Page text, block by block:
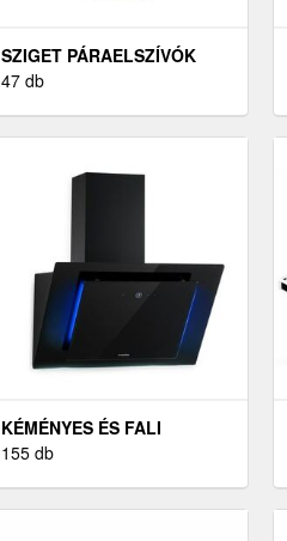
SZIGET PÁRAELSZÍVÓK
47 db
KÉMÉNYES ÉS FALI
PÁRAELSZÍVÓK
155 db